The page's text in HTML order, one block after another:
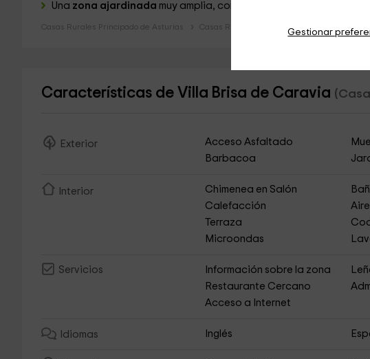
Gestionar
Una zona ajardinada muy amplia, con
Casas Rurales Principado de Asturias Casas Rurales Asturias
Características de Villa Brisa de Caravia
Exterior Acceso Asfaltado
Barbacoa
Interior Chimenea en Salón
Calefacción
Terraza
Microondas
Servicios Información sobre la zona
Restaurante Cercano
Acceso a Internet
Idiomas Inglés